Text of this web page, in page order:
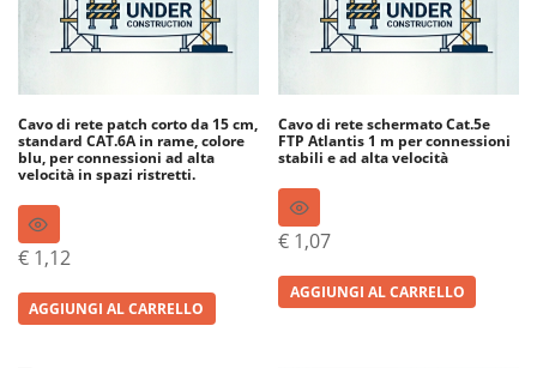
Cavo di rete patch corto da 15 cm,
standard CAT.6A in rame, colore
blu, per connessioni ad alta
velocità in spazi ristretti.
€ 1,12
AGGIUNGI AL CARRELLO
Cavo di rete schermato Cat.5e
FTP Atlantis 1 m per connessioni
stabili e ad alta velocità
€ 1,07
AGGIUNGI AL CARRELLO